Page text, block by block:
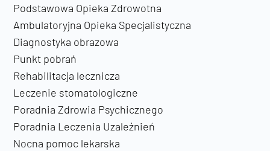
Podstawowa Opieka Zdrowotna
Ambulatoryjna Opieka Specjalistyczna
Diagnostyka obrazowa
Punkt pobrań
Rehabilitacja lecznicza
Leczenie stomatologiczne
Poradnia Zdrowia Psychicznego
Poradnia Leczenia Uzależnień
Nocna pomoc lekarska